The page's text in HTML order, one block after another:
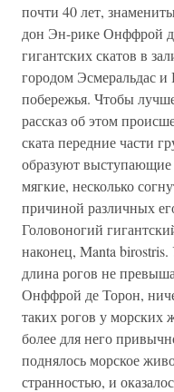
почти 40 лет,
дон Эн-рике Онффрой
гигантских скатов в
городом Эсмеральдас
побережья. Чтобы
рассказ об этом
ската передние части
образуют
мягкие, несколько
причиной различных
Головоногий
наконец, Manta
длина рогов не
Онффрой де Торон,
таких рогов у морских
более для него
поднялось морское
странностью, и